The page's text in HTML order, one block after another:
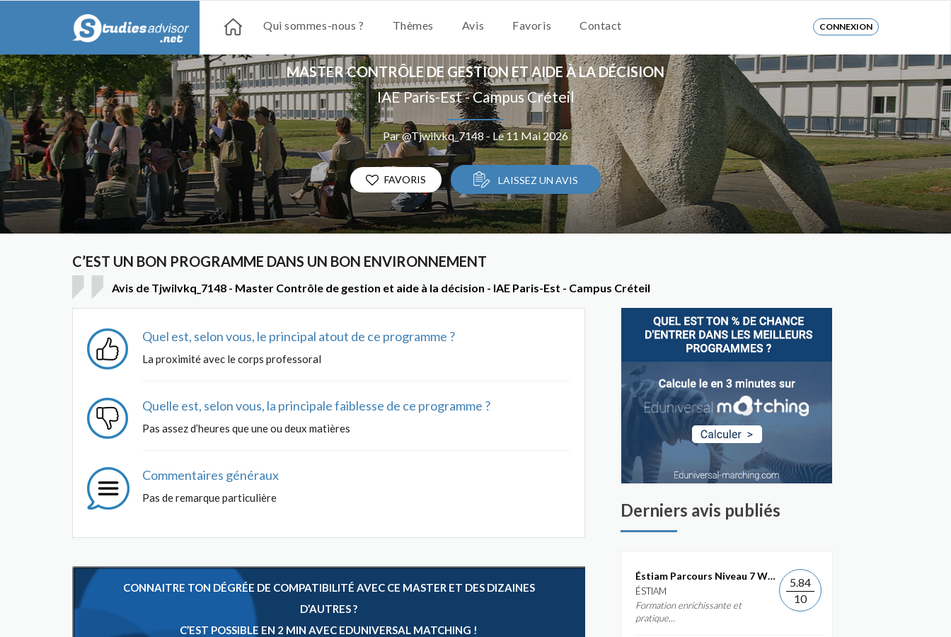
Qui sommes-nous ? Thèmes Avis Favoris Contact CONNEXION
MASTER CONTRÔLE DE GESTION ET AIDE À LA DÉCISION
IAE Paris-Est - Campus Créteil
Par @Tjwilvkq_7148 - Le 11 Mai 2026
FAVORIS LAISSEZ UN AVIS
C’EST UN BON PROGRAMME DANS UN BON ENVIRONNEMENT
Avis de Tjwilvkq_7148 - Master Contrôle de gestion et aide à la décision - IAE Paris-Est - Campus Créteil
Quel est, selon vous, le principal atout de ce programme ?
La proximité avec le corps professoral
Quelle est, selon vous, la principale faiblesse de ce programme ?
Pas assez d’heures que une ou deux matières
Commentaires généraux
Pas de remarque particulière
CONNAITRE TON DÉGRÉE DE COMPATIBILITÉ AVEC CE MASTER ET DES DIZAINES
D’AUTRES ?
C’EST POSSIBLE EN 2 MIN AVEC EDUNIVERSAL MATCHING !
Derniers avis publiés
Éstiam Parcours Niveau 7 Web &...
ÉSTIAM
Formation enrichissante et
pratique...
5.84
10